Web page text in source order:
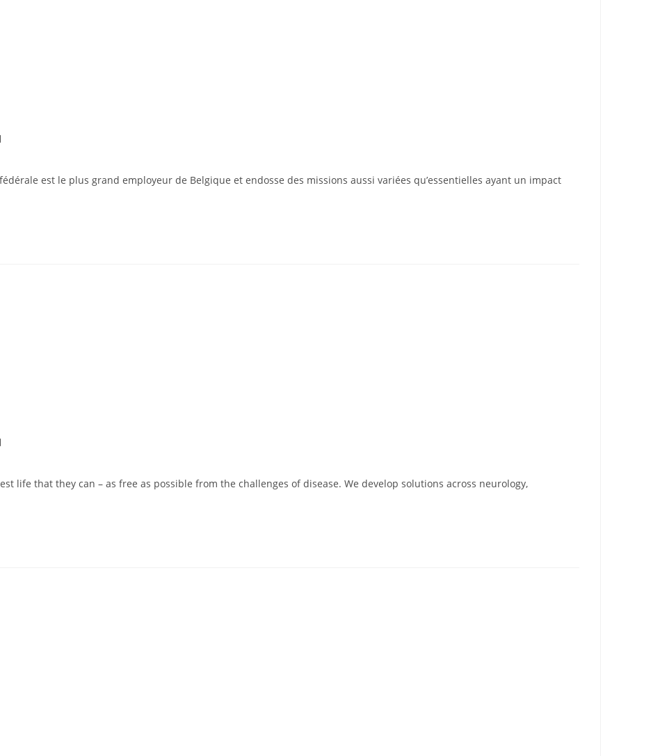
est le plus grand employeur de Belgique et endosse des missions aussi variées qu’essentielles ayant un impact
life that they can – as free as possible from the challenges of disease. We develop solutions across neurology,